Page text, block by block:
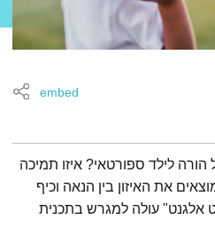
embed
הורה לילד ספורטאי? איזו תמיכה
את האיזון בין הנאה וכיף
אלגנט" עולה למגרש בתכנית